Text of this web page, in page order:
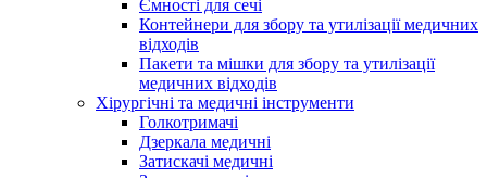
Ємності для сечі
Контейнери для збору та утилізації медичних
відходів
Пакети та мішки для збору та утилізації
медичних відходів
Хірургічні та медичні інструменти
Голкотримачі
Дзеркала медичні
Затискачі медичні